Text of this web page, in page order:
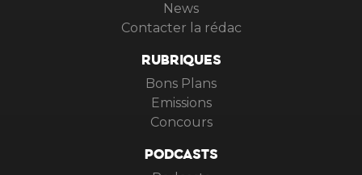
News
Contacter la rédac
RUBRIQUES
Bons Plans
Emissions
Concours
PODCASTS